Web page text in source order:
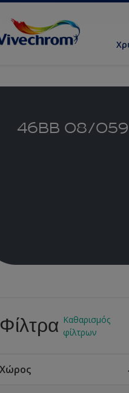
46BB 08/059
Φίλτρα Καθαρισμός
φίλτρων
Χώρος